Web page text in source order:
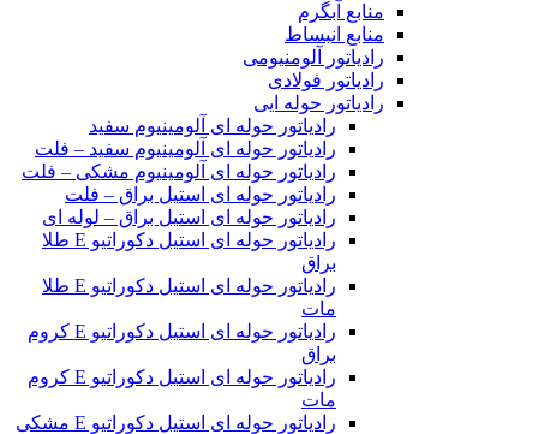
منابع آبگرم
منابع انبساط
رادیاتور آلومنیومی
رادیاتور فولادی
رادیاتور حوله ایی
رادیاتور حوله ای آلومینیوم سفید
رادیاتور حوله ای آلومینیوم سفید – فلت
رادیاتور حوله ای آلومینیوم مشکی – فلت
رادیاتور حوله ای استیل براق – فلت
رادیاتور حوله ای استیل براق – لوله ای
رادیاتور حوله ای استیل دکوراتیو E طلا
براق
رادیاتور حوله ای استیل دکوراتیو E طلا
مات
رادیاتور حوله ای استیل دکوراتیو E کروم
براق
رادیاتور حوله ای استیل دکوراتیو E کروم
مات
رادیاتور حوله ای استیل دکوراتیو E مشکی